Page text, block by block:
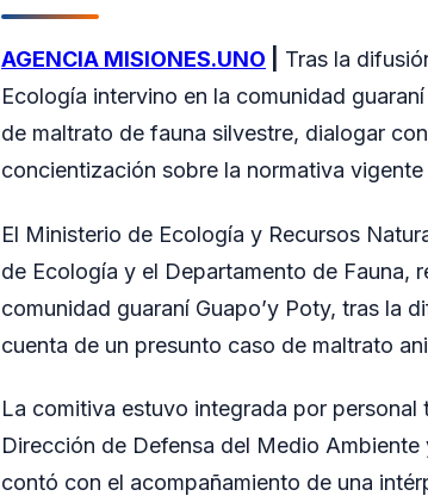
AGENCIA MISIONES.UNO
Tras la
Ecología intervino en la comunidad
de maltrato de fauna silvestre, dialogar
concientización sobre la normativa
El Ministerio de Ecología y Recursos
de Ecología y el Departamento de Fauna,
comunidad guaraní Guapo’y Poty, tras la
cuenta de un presunto caso de maltrato
La comitiva estuvo integrada por
Dirección de Defensa del Medio
contó con el acompañamiento de una